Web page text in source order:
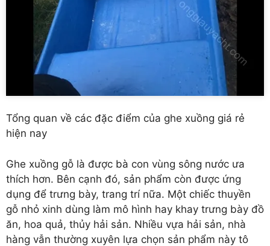
Tổng quan về các đặc điểm của ghe xuồng giá rẻ
hiện nay
Ghe xuồng gỗ là được bà con vùng sông nước ưa
thích hơn. Bên cạnh đó, sản phẩm còn được ứng
dụng để trưng bày, trang trí nữa. Một chiếc thuyền
gỗ nhỏ xinh dùng làm mô hình hay khay trưng bày đồ
ăn, hoa quả, thủy hải sản. Nhiều vựa hải sản, nhà
hàng vẫn thường xuyên lựa chọn sản phẩm này tô